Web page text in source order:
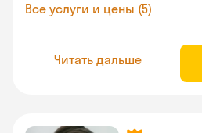
Все услуги и цены (5)
Читать дальше